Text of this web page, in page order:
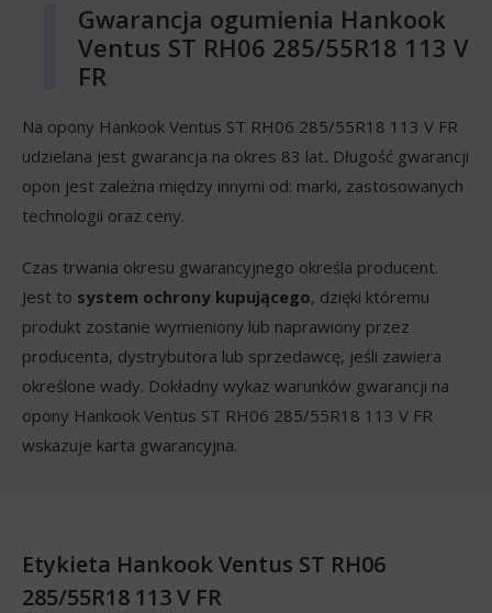
Gwarancja ogumienia Hankook
Ventus ST RH06 285/55R18 113 V
FR
Na opony Hankook Ventus ST RH06 285/55R18 113 V FR
udzielana jest gwarancja na okres 83 lat. Długość gwarancji
opon jest zależna między innymi od: marki, zastosowanych
technologii oraz ceny.
Czas trwania okresu gwarancyjnego określa producent.
Jest to system ochrony kupującego, dzięki któremu
produkt zostanie wymieniony lub naprawiony przez
producenta, dystrybutora lub sprzedawcę, jeśli zawiera
określone wady. Dokładny wykaz warunków gwarancji na
opony Hankook Ventus ST RH06 285/55R18 113 V FR
wskazuje karta gwarancyjna.
Etykieta Hankook Ventus ST RH06
285/55R18 113 V FR